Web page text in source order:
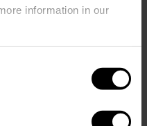
information in our